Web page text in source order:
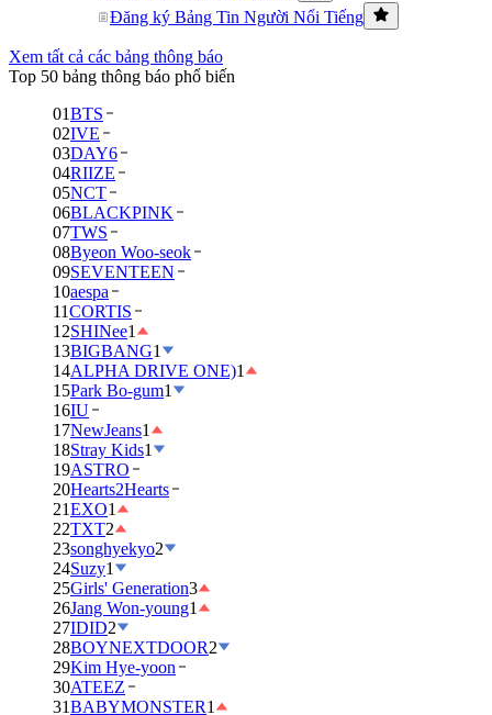
Đăng ký Bảng Tin Người Nổi Tiếng
Xem tất cả các bảng thông báo
Top 50 bảng thông báo phổ biến
01BTS
02IVE
03DAY6
04RIIZE
05NCT
06BLACKPINK
07TWS
08Byeon Woo-seok
09SEVENTEEN
10aespa
11CORTIS
12SHINee1
13BIGBANG1
14ALPHA DRIVE ONE)1
15Park Bo-gum1
16IU
17NewJeans1
18Stray Kids1
19ASTRO
20Hearts2Hearts
21EXO1
22TXT2
23songhyekyo2
24Suzy1
25Girls' Generation3
26Jang Won-young1
27IDID2
28BOYNEXTDOOR2
29Kim Hye-yoon
30ATEEZ
31BABYMONSTER1